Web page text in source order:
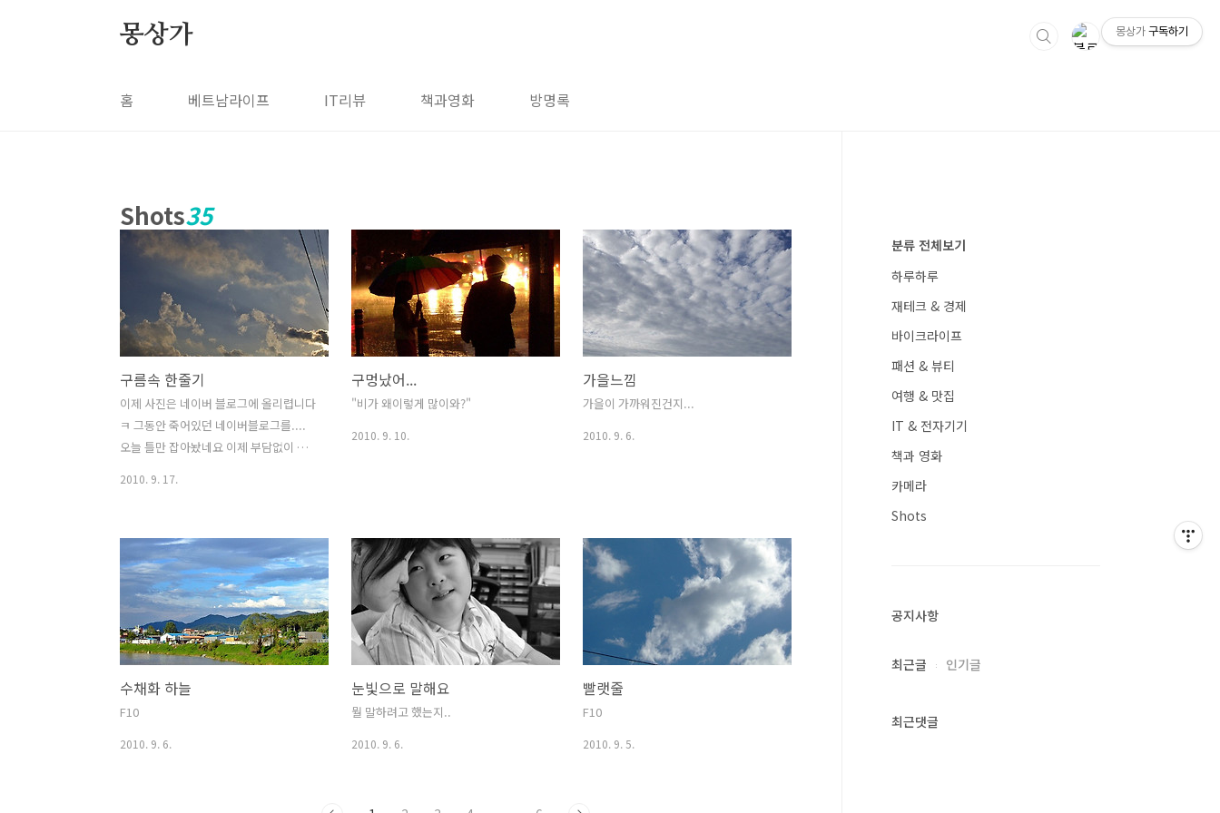
몽상가
홈 베트남라이프 IT리뷰 책과영화 방명록
Shots35
구름속 한줄기
이제 사진은 네이버 블로그에 올리렵니다
ㅋ 그동안 죽어있던 네이버블로그를....
오늘 틀만 잡아놨네요 이제 부담없이 마
2010. 9. 17.
구멍났어...
"비가 왜이렇게 많이와?"
2010. 9. 10.
가을느낌
가을이 가까워진건지...
2010. 9. 6.
수채화 하늘
F10
2010. 9. 6.
눈빛으로 말해요
뭘 말하려고 했는지..
2010. 9. 6.
빨랫줄
F10
2010. 9. 5.
분류 전체보기
하루하루
재테크 & 경제
바이크라이프
패션 & 뷰티
여행 & 맛집
IT & 전자기기
책과 영화
카메라
Shots
공지사항
최근글 인기글
최근댓글
몽상가 구독하기